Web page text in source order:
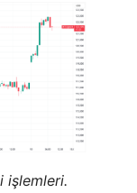
işlemleri.